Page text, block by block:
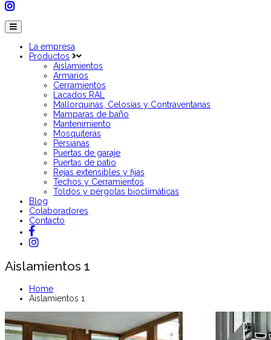
La empresa
Productos
Aislamientos
Armarios
Cerramientos
Lacados RAL
Mallorquinas, Celosías y Contraventanas
Mamparas de baño
Mantenimiento
Mosquiteras
Persianas
Puertas de garaje
Puertas de patio
Rejas extensibles y fijas
Techos y Cerramientos
Toldos y pérgolas bioclimáticas
Blog
Colaboradores
Contacto
Aislamientos 1
Home
Aislamientos 1